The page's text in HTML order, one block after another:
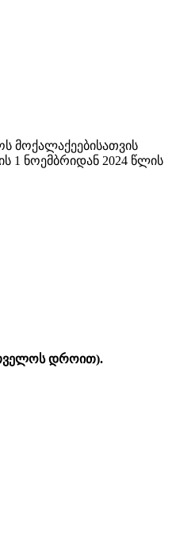
მოქალაქეებისათვის
1 ნოემბრიდან 2024 წლის
დროით).